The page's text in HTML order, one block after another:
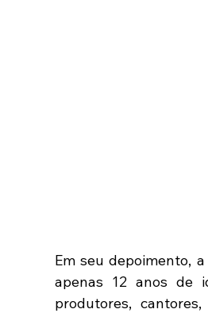
Em seu depoimento,
apenas 12 anos de
produtores,